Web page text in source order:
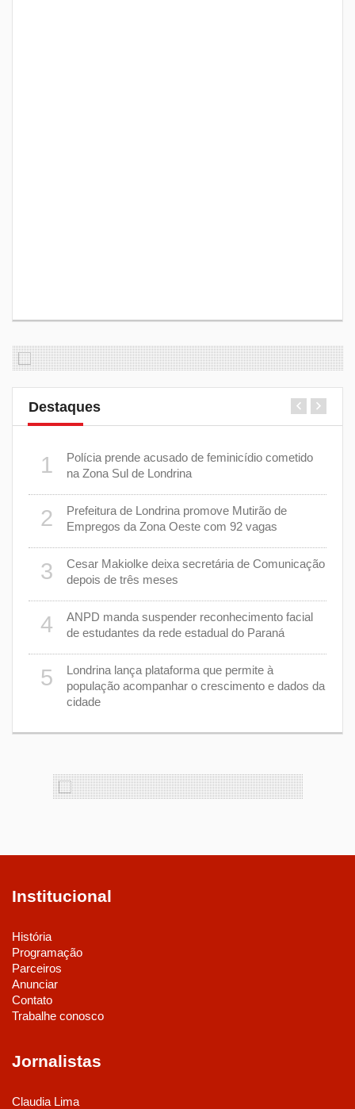
Destaques
1
Polícia prende acusado de feminicídio cometido
na Zona Sul de Londrina
2
Prefeitura de Londrina promove Mutirão de
Empregos da Zona Oeste com 92 vagas
3
Cesar Makiolke deixa secretária de Comunicação
depois de três meses
4
ANPD manda suspender reconhecimento facial
de estudantes da rede estadual do Paraná
5
Londrina lança plataforma que permite à
população acompanhar o crescimento e dados da
cidade
Institucional
História
Programação
Parceiros
Anunciar
Contato
Trabalhe conosco
Jornalistas
Claudia Lima